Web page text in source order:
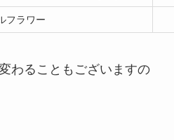
フラワー
わることもございますの